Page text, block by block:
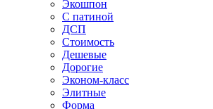
Экошпон
С патиной
ДСП
Стоимость
Дешевые
Дорогие
Эконом-класс
Элитные
Форма